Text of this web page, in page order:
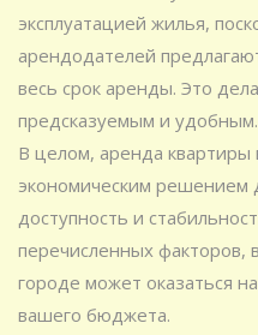
эксплуатацией жилья,
арендодателей
весь срок аренды. Это
предсказуемым и удобным.
В целом, аренда квартиры
экономическим решением
доступность и
перечисленных факторов,
городе может оказаться
вашего бюджета.